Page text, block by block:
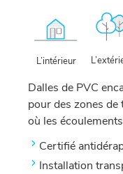
L’intérieur
Dalles de PVC
pour des zones
où les
Certifié
Installation